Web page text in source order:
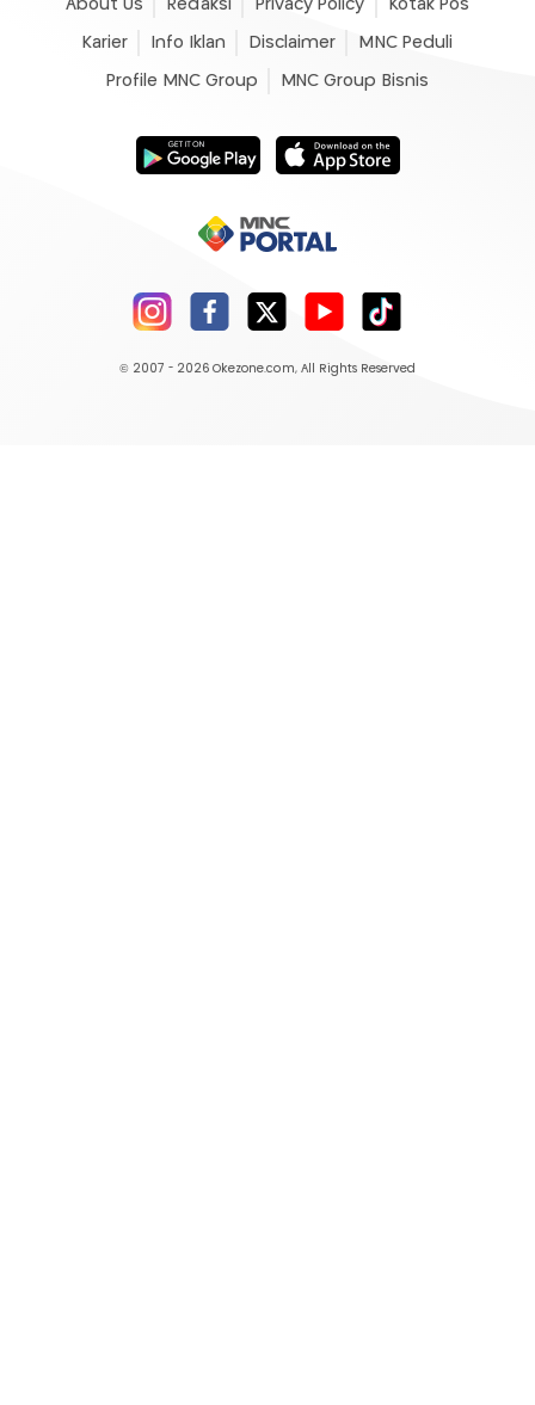
About Us Redaksi Privacy Policy Kotak Pos
Karier Info Iklan Disclaimer MNC Peduli
Profile MNC Group MNC Group Bisnis
© 2007 - 2026 Okezone.com, All Rights Reserved